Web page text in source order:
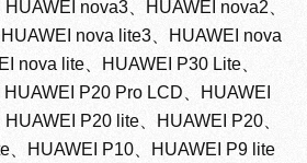
nova3、HUAWEI nova2、
nova lite3、HUAWEI nova
nova lite、HUAWEI P30 Lite、
P20 Pro LCD、HUAWEI
P20 lite、HUAWEI P20、
、HUAWEI P10、HUAWEI P9 lite